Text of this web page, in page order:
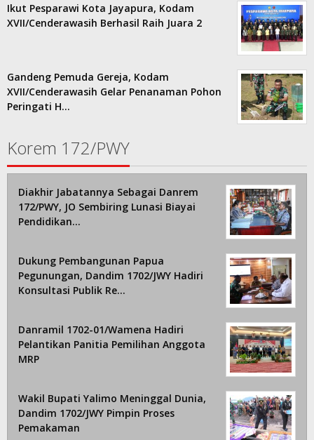
Ikut Pesparawi Kota Jayapura, Kodam
XVII/Cenderawasih Berhasil Raih Juara 2
Gandeng Pemuda Gereja, Kodam
XVII/Cenderawasih Gelar Penanaman Pohon
Peringati H…
Korem 172/PWY
Diakhir Jabatannya Sebagai Danrem
172/PWY, JO Sembiring Lunasi Biayai
Pendidikan…
Dukung Pembangunan Papua
Pegunungan, Dandim 1702/JWY Hadiri
Konsultasi Publik Re…
Danramil 1702-01/Wamena Hadiri
Pelantikan Panitia Pemilihan Anggota
MRP
Wakil Bupati Yalimo Meninggal Dunia,
Dandim 1702/JWY Pimpin Proses
Pemakaman